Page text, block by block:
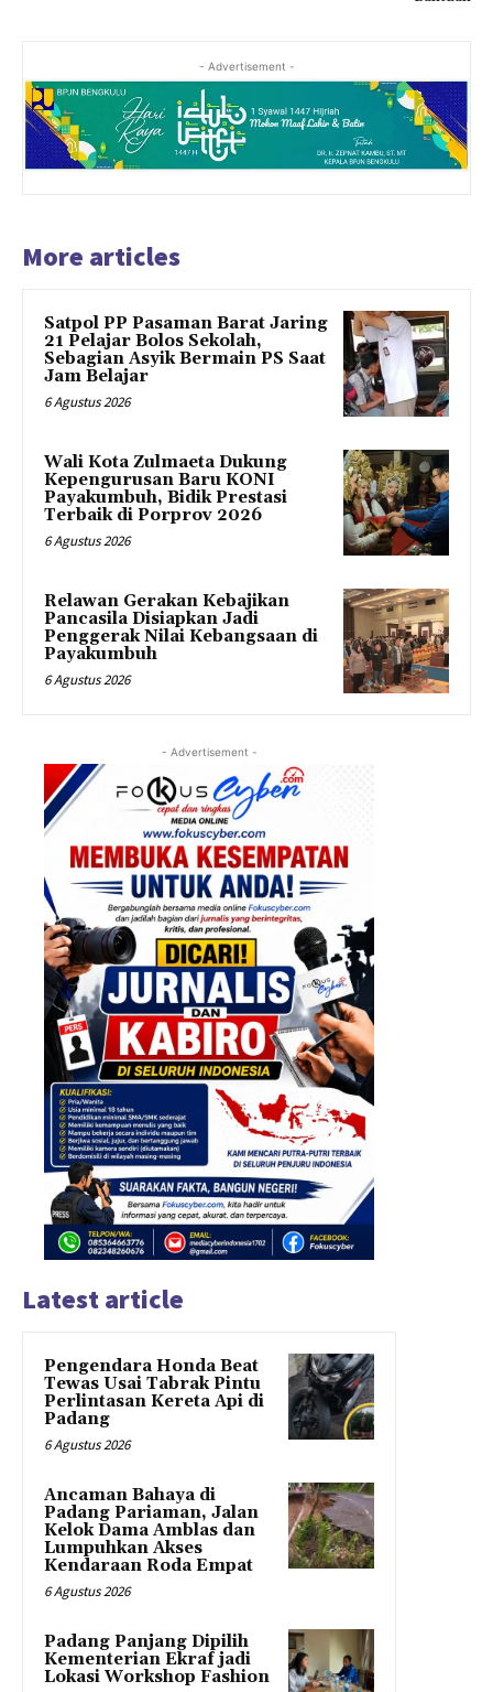
- Advertisement -
More articles
Satpol PP Pasaman Barat Jaring
21 Pelajar Bolos Sekolah,
Sebagian Asyik Bermain PS Saat
Jam Belajar
6 Agustus 2026
Wali Kota Zulmaeta Dukung
Kepengurusan Baru KONI
Payakumbuh, Bidik Prestasi
Terbaik di Porprov 2026
6 Agustus 2026
Relawan Gerakan Kebajikan
Pancasila Disiapkan Jadi
Penggerak Nilai Kebangsaan di
Payakumbuh
6 Agustus 2026
- Advertisement -
Latest article
Pengendara Honda Beat
Tewas Usai Tabrak Pintu
Perlintasan Kereta Api di
Padang
6 Agustus 2026
Ancaman Bahaya di
Padang Pariaman, Jalan
Kelok Dama Amblas dan
Lumpuhkan Akses
Kendaraan Roda Empat
6 Agustus 2026
Padang Panjang Dipilih
Kementerian Ekraf jadi
Lokasi Workshop Fashion